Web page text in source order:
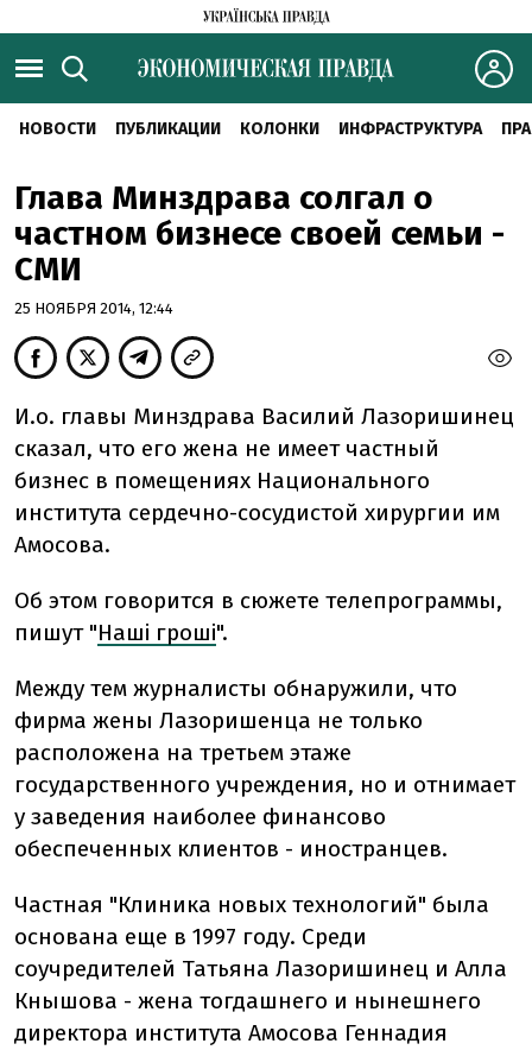
НОВОСТИ ПУБЛИКАЦИИ КОЛОНКИ ИНФРАСТРУКТУРА
Глава Минздрава солгал о
частном бизнесе своей семьи -
СМИ
25 НОЯБРЯ 2014, 12:44
И.о. главы Минздрава Василий Лазоришинец
сказал, что его жена не имеет частный
бизнес в помещениях Национального
института сердечно-сосудистой хирургии им
Амосова.
Об этом говорится в сюжете телепрограммы,
пишут "Наші гроші".
Между тем журналисты обнаружили, что
фирма жены Лазоришенца не только
расположена на третьем этаже
государственного учреждения, но и отнимает
у заведения наиболее финансово
обеспеченных клиентов - иностранцев.
Частная "Клиника новых технологий" была
основана еще в 1997 году. Среди
соучредителей Татьяна Лазоришинец и Алла
Кнышова - жена тогдашнего и нынешнего
директора института Амосова Геннадия